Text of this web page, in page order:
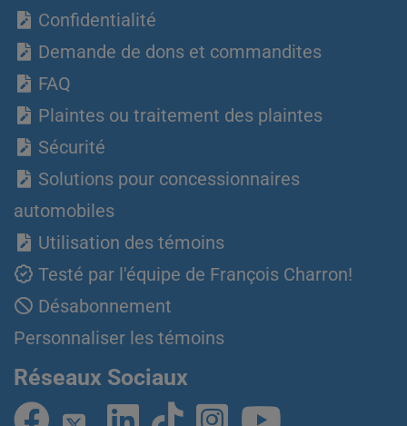
Confidentialité
Demande de dons et commandites
FAQ
Plaintes ou traitement des plaintes
Sécurité
Solutions pour concessionnaires
automobiles
Utilisation des témoins
Testé par l'équipe de François Charron!
Désabonnement
Personnaliser les témoins
Réseaux Sociaux